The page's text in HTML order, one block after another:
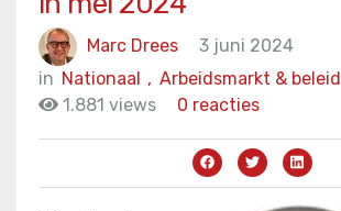
Marc Drees
3 juni 2024
in
Arbeidsmarkt & beleid
Nationaal ,
1.881 views
0 reacties